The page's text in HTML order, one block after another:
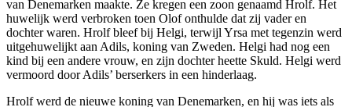
van Denemarken maakte. Ze kregen een zoon genaamd Hrolf. Het
huwelijk werd verbroken toen Olof onthulde dat zij vader en
dochter waren. Hrolf bleef bij Helgi, terwijl Yrsa met tegenzin werd
uitgehuwelijkt aan Adils, koning van Zweden. Helgi had nog een
kind bij een andere vrouw, en zijn dochter heette Skuld. Helgi werd
vermoord door Adils’ berserkers in een hinderlaag.
Hrolf werd de nieuwe koning van Denemarken, en hij was iets als